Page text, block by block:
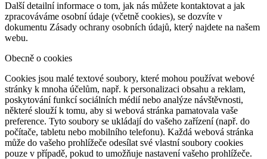
Další detailní informace o tom, jak nás můžete kontaktovat a jak
zpracováváme osobní údaje (včetně cookies), se dozvíte v
dokumentu Zásady ochrany osobních údajů, který najdete na našem
webu.
Obecně o cookies
Cookies jsou malé textové soubory, které mohou používat webové
stránky k mnoha účelům, např. k personalizaci obsahu a reklam,
poskytování funkcí sociálních médií nebo analýze návštěvnosti,
některé slouží k tomu, aby si webová stránka pamatovala vaše
preference. Tyto soubory se ukládají do vašeho zařízení (např. do
počítače, tabletu nebo mobilního telefonu). Každá webová stránka
může do vašeho prohlížeče odesílat své vlastní soubory cookies
pouze v případě, pokud to umožňuje nastavení vašeho prohlížeče.